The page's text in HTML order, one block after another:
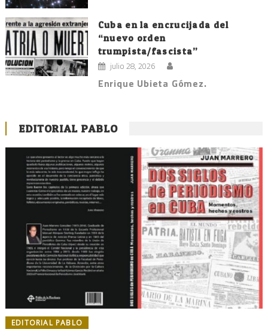
Cuba en la encrucijada del
“nuevo orden
trumpista/fascista”
julio 28, 2026
Enrique Ubieta Gómez.
EDITORIAL PABLO
EDITORIAL PABLO